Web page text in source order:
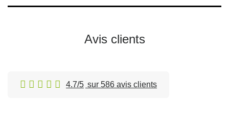
Avis clients
4.7/5 sur 586 avis clients